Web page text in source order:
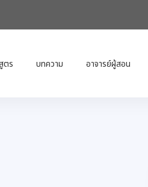
ตร บทความ อาจารย์ผู้สอน